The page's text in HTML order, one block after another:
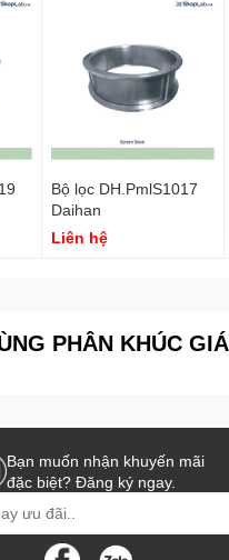
Bộ lọc DH.PmlS1017
Daihan
Liên hệ
PHÂN KHÚC GIÁ
Bạn muốn nhận khuyến mãi
đặc biệt? Đăng ký ngay.